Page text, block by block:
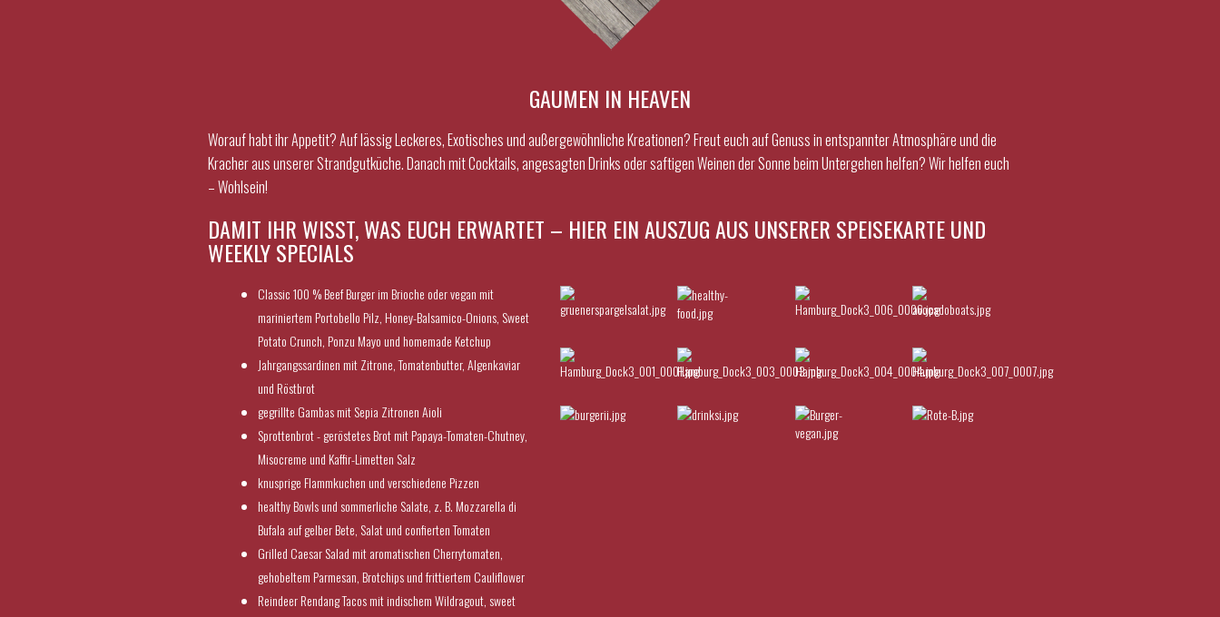
GAUMEN IN HEAVEN
Worauf habt ihr Appetit? Auf lässig Leckeres, Exotisches und außergewöhnliche Kreationen? Freut euch auf Genuss in entspannter Atmosphäre und die
Kracher aus unserer Strandgutküche. Danach mit Cocktails, angesagten Drinks oder saftigen Weinen der Sonne beim Untergehen helfen? Wir helfen euch
– Wohlsein!
DAMIT IHR WISST, WAS EUCH ERWARTET – HIER EIN AUSZUG AUS UNSERER SPEISEKARTE UND
WEEKLY SPECIALS
Classic 100 % Beef Burger im Brioche oder vegan mit
mariniertem Portobello Pilz, Honey-Balsamico-Onions, Sweet
Potato Crunch, Ponzu Mayo und homemade Ketchup
Jahrgangssardinen mit Zitrone, Tomatenbutter, Algenkaviar
und Röstbrot
gegrillte Gambas mit Sepia Zitronen Aioli
Sprottenbrot - geröstetes Brot mit Papaya-Tomaten-Chutney,
Misocreme und Kaffir-Limetten Salz
knusprige Flammkuchen und verschiedene Pizzen
healthy Bowls und sommerliche Salate, z. B. Mozzarella di
Bufala auf gelber Bete, Salat und confierten Tomaten
Grilled Caesar Salad mit aromatischen Cherrytomaten,
gehobeltem Parmesan, Brotchips und frittiertem Cauliflower
Reindeer Rendang Tacos mit indischem Wildragout, sweet